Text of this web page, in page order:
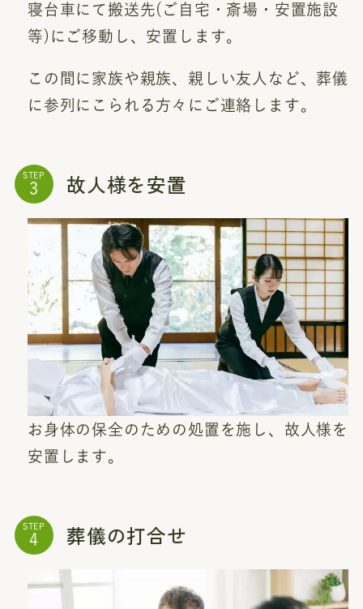
寝台車にて搬送先(ご自宅・斎場・安置施設
等)にご移動し、安置します。
この間に家族や親族、親しい友人など、葬儀
に参列にこられる方々にご連絡します。
STEP 故人様を安置
お身体の保全のための処置を施し、故人様を
安置します。
STEP 葬儀の打合せ